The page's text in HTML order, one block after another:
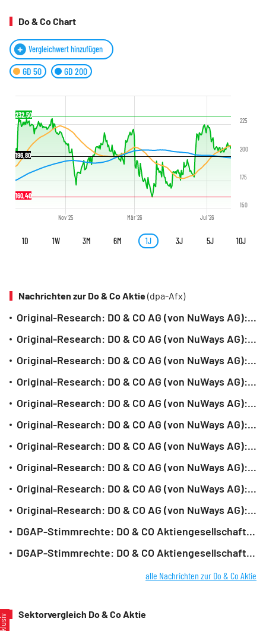
Do & Co Chart
Vergleichwert hinzufügen
GD 50 GD 200
Nov '25 Mär '26 Jul '26
150
175
200
225
196,80
160,40
232,50
1D 1W 3M 6M 1J 3J 5J 10J
Nachrichten zur Do & Co Aktie(dpa-Afx)
Original-Research: DO & CO AG (von NuWays AG): BUY
Original-Research: DO & CO AG (von NuWays AG): BUY
Original-Research: DO & CO AG (von NuWays AG): BUY
Original-Research: DO & CO AG (von NuWays AG): BUY
Original-Research: DO & CO AG (von NuWays AG): BUY
Original-Research: DO & CO AG (von NuWays AG): BUY
Original-Research: DO & CO AG (von NuWays AG): BUY
Original-Research: DO & CO AG (von NuWays AG): BUY
Original-Research: DO & CO AG (von NuWays AG): BUY
Original-Research: DO & CO AG (von NuWays AG): Buy
DGAP-Stimmrechte: DO & CO Aktiengesellschaft (deutsch)
DGAP-Stimmrechte: DO & CO Aktiengesellschaft (deutsch)
alle Nachrichten zur Do & Co Aktie
Sektorvergleich Do & Co Aktie